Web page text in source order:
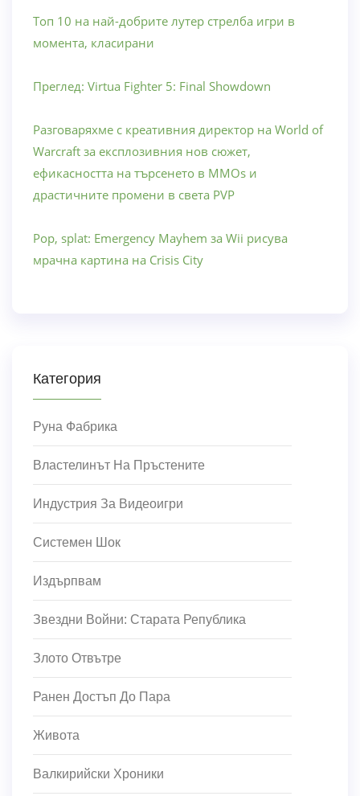
Топ 10 на най-добрите лутер стрелба игри в
момента, класирани
Преглед: Virtua Fighter 5: Final Showdown
Разговаряхме с креативния директор на World of
Warcraft за експлозивния нов сюжет,
ефикасността на търсенето в MMOs и
драстичните промени в света PVP
Pop, splat: Emergency Mayhem за Wii рисува
мрачна картина на Crisis City
Категория
Руна Фабрика
Властелинът На Пръстените
Индустрия За Видеоигри
Системен Шок
Издърпвам
Звездни Войни: Старата Република
Злото Отвътре
Ранен Достъп До Пара
Живота
Валкирийски Хроники